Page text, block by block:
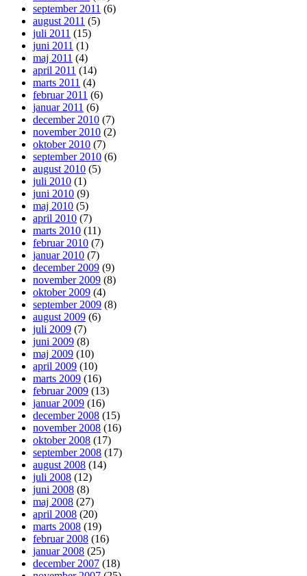
september 2011 (6)
august 2011 (5)
juli 2011 (15)
juni 2011 (1)
maj 2011 (4)
april 2011 (14)
marts 2011 (4)
februar 2011 (6)
januar 2011 (6)
december 2010 (7)
november 2010 (2)
oktober 2010 (7)
september 2010 (6)
august 2010 (5)
juli 2010 (1)
juni 2010 (9)
maj 2010 (5)
april 2010 (7)
marts 2010 (11)
februar 2010 (7)
januar 2010 (7)
december 2009 (9)
november 2009 (8)
oktober 2009 (4)
september 2009 (8)
august 2009 (6)
juli 2009 (7)
juni 2009 (8)
maj 2009 (10)
april 2009 (10)
marts 2009 (16)
februar 2009 (13)
januar 2009 (16)
december 2008 (15)
november 2008 (16)
oktober 2008 (17)
september 2008 (17)
august 2008 (14)
juli 2008 (12)
juni 2008 (8)
maj 2008 (27)
april 2008 (20)
marts 2008 (19)
februar 2008 (16)
januar 2008 (25)
december 2007 (18)